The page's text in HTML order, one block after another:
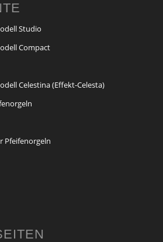
Studio
Compact
Celestina (Effekt-Celesta)
Pfeifenorgeln